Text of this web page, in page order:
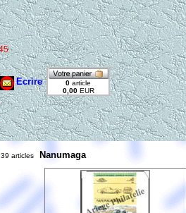
39 articles
Nanumaga